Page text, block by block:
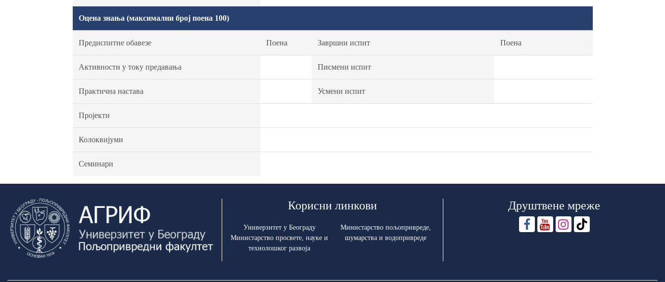
Оцена знања (максимални број поена 100)
Предиспитне обавезе Поена Завршни испит Поена
Активности у току предавања Писмени испит
Практична настава Усмени испит
Пројекти
Колоквијуми
Семинари
Корисни линкови
Универзитет у Београду
Министарство просвете, науке и
технолошког развоја
Министарство пољопривреде,
шумарства и водопривреде
Друштвене мреже